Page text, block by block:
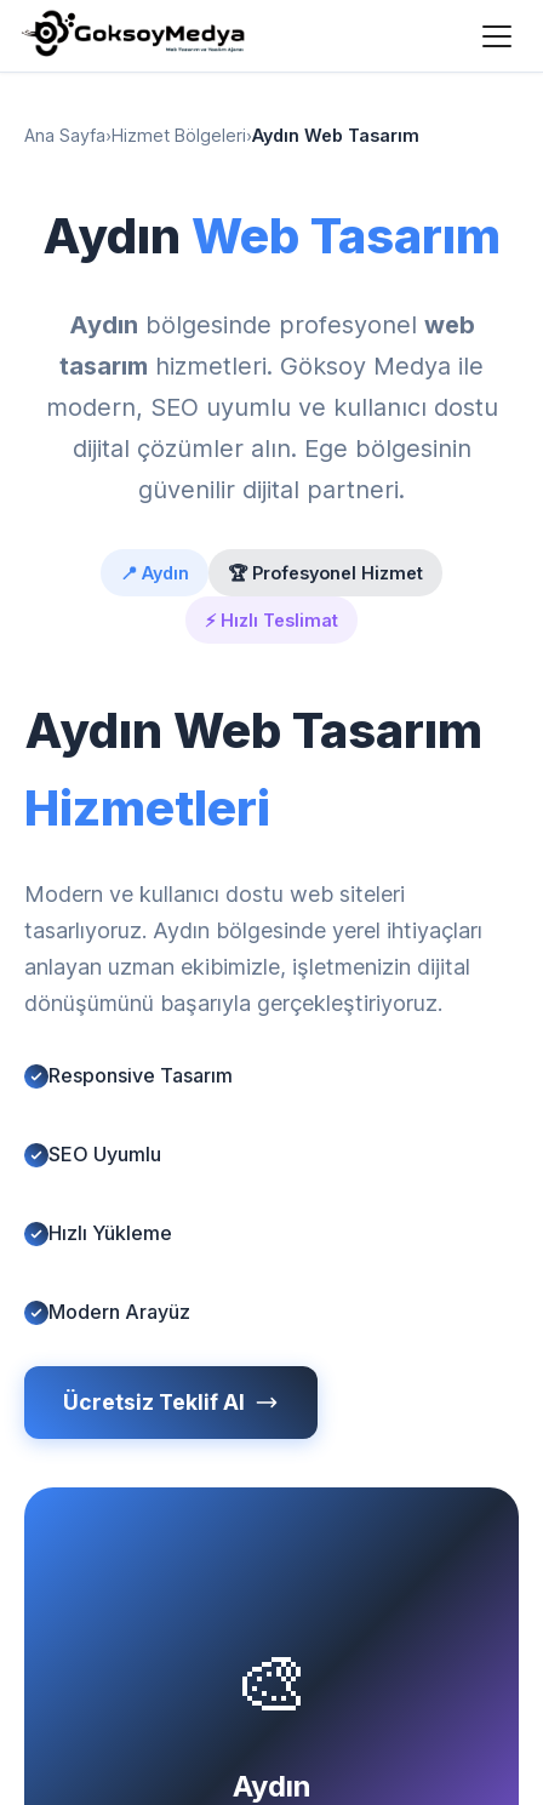
Ana Sayfa›Hizmet Bölgeleri›Aydın Web Tasarım
Aydın Web Tasarım
Aydın bölgesinde profesyonel web
tasarım hizmetleri. Göksoy Medya ile
modern, SEO uyumlu ve kullanıcı dostu
dijital çözümler alın. Ege bölgesinin
güvenilir dijital partneri.
📍 Aydın 🏆 Profesyonel Hizmet
⚡ Hızlı Teslimat
Aydın Web Tasarım
Hizmetleri
Modern ve kullanıcı dostu web siteleri
tasarlıyoruz. Aydın bölgesinde yerel ihtiyaçları
anlayan uzman ekibimizle, işletmenizin dijital
dönüşümünü başarıyla gerçekleştiriyoruz.
Responsive Tasarım
SEO Uyumlu
Hızlı Yükleme
Modern Arayüz
Ücretsiz Teklif Al
🎨
Aydın